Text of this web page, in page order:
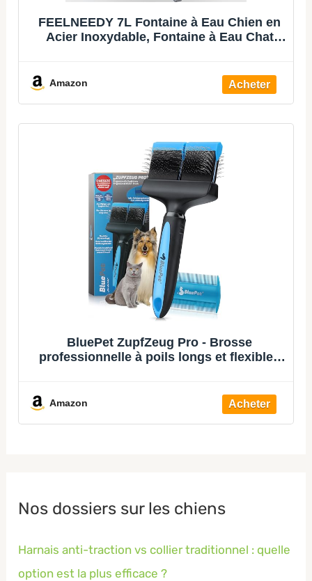
FEELNEEDY 7L Fontaine à Eau Chien en
Acier Inoxydable, Fontaine à Eau Chat
Amazon
BluePet ZupfZeug Pro - Brosse
professionnelle à poils longs et flexibles
Amazon
Nos dossiers sur les chiens
Harnais anti-traction vs collier traditionnel : quelle
option est la plus efficace ?